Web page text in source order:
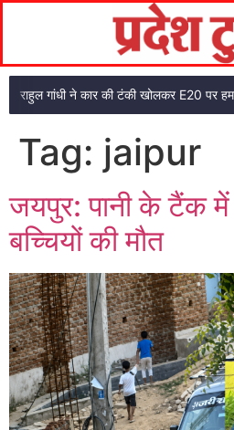
Tag: jaipur
जयपुर: पानी के टैंक
बच्चियों की मौत